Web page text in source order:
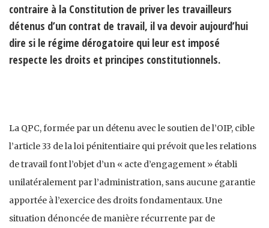
contraire à la Constitution de priver les travailleurs
détenus d’un contrat de travail, il va devoir aujourd’hui
dire si le régime dérogatoire qui leur est imposé
respecte les droits et principes constitutionnels.
La QPC, formée par un détenu avec le soutien de l’OIP, cible
l’article 33 de la loi pénitentiaire qui prévoit que les relations
de travail font l’objet d’un « acte d’engagement » établi
unilatéralement par l’administration, sans aucune garantie
apportée à l’exercice des droits fondamentaux. Une
situation dénoncée de manière récurrente par de